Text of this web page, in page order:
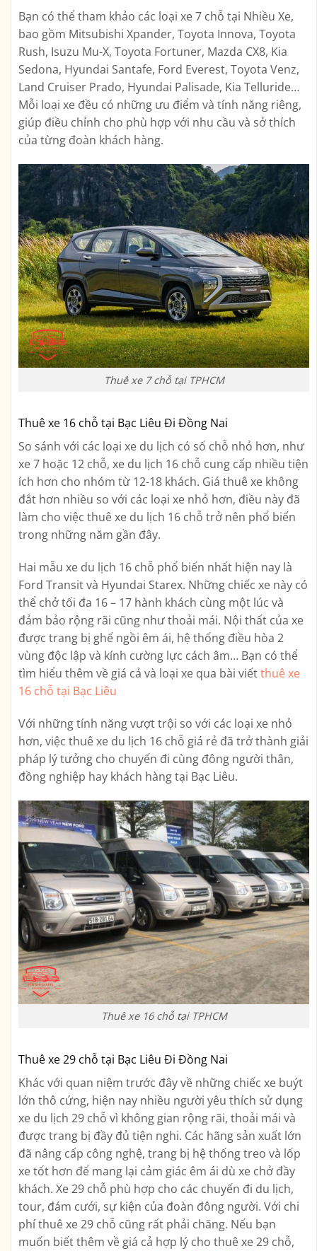
Bạn có thể tham khảo các loại xe 7 chỗ tại Nhiều Xe,
bao gồm Mitsubishi Xpander, Toyota Innova, Toyota
Rush, Isuzu Mu-X, Toyota Fortuner, Mazda CX8, Kia
Sedona, Hyundai Santafe, Ford Everest, Toyota Venz,
Land Cruiser Prado, Hyundai Palisade, Kia Telluride…
Mỗi loại xe đều có những ưu điểm và tính năng riêng,
giúp điều chỉnh cho phù hợp với nhu cầu và sở thích
của từng đoàn khách hàng.
Thuê xe 7 chỗ tại TPHCM
Thuê xe 16 chỗ tại Bạc Liêu Đi Đồng Nai
So sánh với các loại xe du lịch có số chỗ nhỏ hơn, như
xe 7 hoặc 12 chỗ, xe du lịch 16 chỗ cung cấp nhiều tiện
ích hơn cho nhóm từ 12-18 khách. Giá thuê xe không
đắt hơn nhiều so với các loại xe nhỏ hơn, điều này đã
làm cho việc thuê xe du lịch 16 chỗ trở nên phổ biến
trong những năm gần đây.
Hai mẫu xe du lịch 16 chỗ phổ biến nhất hiện nay là
Ford Transit và Hyundai Starex. Những chiếc xe này có
thể chở tối đa 16 – 17 hành khách cùng một lúc và
đảm bảo rộng rãi cũng như thoải mái. Nội thất của xe
được trang bị ghế ngồi êm ái, hệ thống điều hòa 2
vùng độc lập và kính cường lực cách âm… Bạn có thể
tìm hiểu thêm về giá cả và loại xe qua bài viếtthuê xe
16 chỗ tại Bạc Liêu
Với những tính năng vượt trội so với các loại xe nhỏ
hơn, việc thuê xe du lịch 16 chỗ giá rẻ đã trở thành giải
pháp lý tưởng cho chuyến đi cùng đông người thân,
đồng nghiệp hay khách hàng tại Bạc Liêu.
Thuê xe 16 chỗ tại TPHCM
Thuê xe 29 chỗ tại Bạc Liêu Đi Đồng Nai
Khác với quan niệm trước đây về những chiếc xe buýt
lớn thô cứng, hiện nay nhiều người yêu thích sử dụng
xe du lịch 29 chỗ vì không gian rộng rãi, thoải mái và
được trang bị đầy đủ tiện nghi. Các hãng sản xuất lớn
đã nâng cấp công nghệ, trang bị hệ thống treo và lốp
xe tốt hơn để mang lại cảm giác êm ái dù xe chở đầy
khách. Xe 29 chỗ phù hợp cho các chuyến đi du lịch,
tour, đám cưới, sự kiện của đoàn đông người. Với chi
phí thuê xe 29 chỗ cũng rất phải chăng. Nếu bạn
muốn biết thêm về giá cả hợp lý cho thuê xe 29 chỗ,